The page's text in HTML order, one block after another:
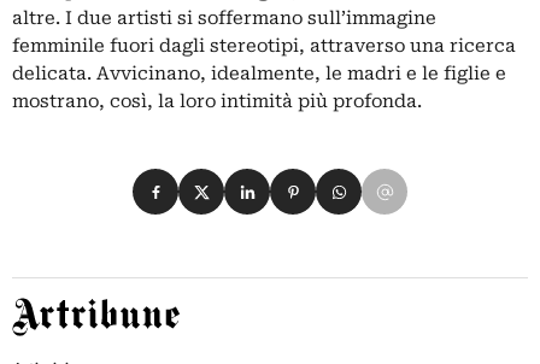
altre. I due artisti si soffermano sull’immagine
femminile fuori dagli stereotipi, attraverso una ricerca
delicata. Avvicinano, idealmente, le madri e le figlie e
mostrano, così, la loro intimità più profonda.
Condividi su Facebook
Condividi su X
Condividi su LinkedIn
Condividi su Pinterest
Condividi su WhatsApp
Condividi su Email
Artribune